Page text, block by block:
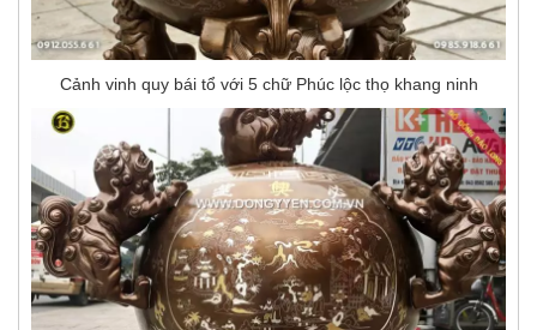
Cảnh vinh quy bái tổ với 5 chữ Phúc lộc thọ khang ninh